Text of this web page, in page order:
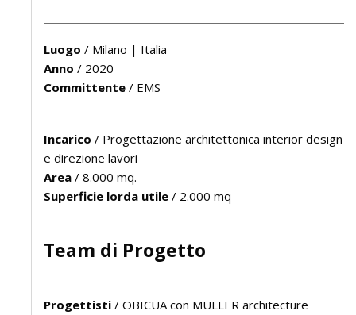
Luogo / Milano | Italia
Anno / 2020
Committente / EMS
Incarico / Progettazione architettonica interior design
e direzione lavori
Area / 8.000 mq.
Superficie lorda utile / 2.000 mq
Team di Progetto
Progettisti / OBICUA con MULLER architecture